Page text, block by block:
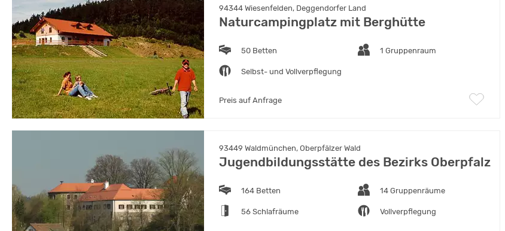
94344 Wiesenfelden, Deggendorfer Land
Naturcampingplatz mit Berghütte
50 Betten 1 Gruppenraum
Selbst- und Vollverpflegung
Preis auf Anfrage
93449 Waldmünchen, Oberpfälzer Wald
Jugendbildungsstätte des Bezirks Oberpfalz
164 Betten 14 Gruppenräume
56 Schlafräume Vollverpflegung